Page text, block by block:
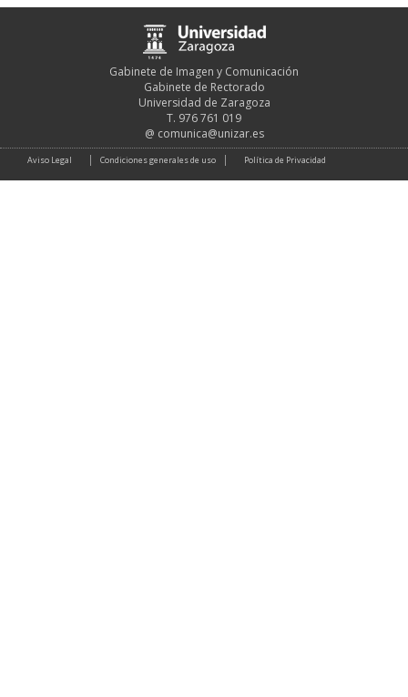
Gabinete de Imagen y Comunicación
Gabinete de Rectorado
Universidad de Zaragoza
T. 976 761 019
@ comunica@unizar.es
Aviso Legal Condiciones generales de uso Política de Privacidad